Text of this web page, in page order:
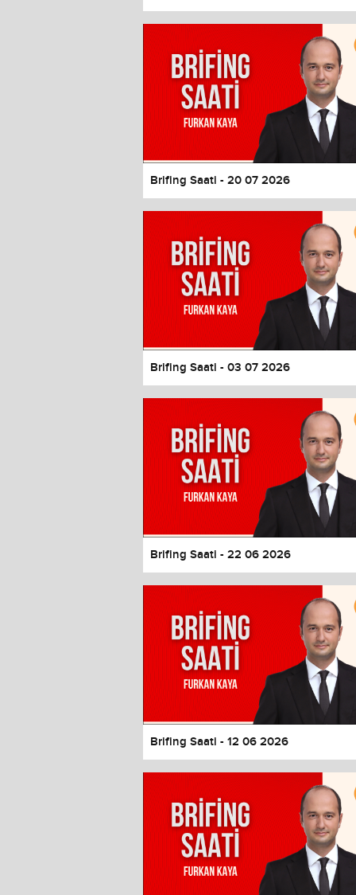
Color
Window
Color
Transparency
Font Size
Text Edge Style
Font Family
Resetrestore all settings to the default
Close Modal Dialog
End of dialog window.
Brifing Saati - 20 07 2026
Brifing Saati - 03 07 2026
Brifing Saati - 22 06 2026
Brifing Saati - 12 06 2026